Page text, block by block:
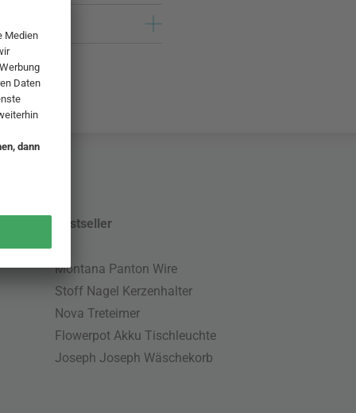
Bestseller
Montana Panton Wire
Stoff Nagel Kerzenhalter
Nova Treteimer
Flowerpot Akku Tischleuchte
Joseph Joseph Wäschekorb